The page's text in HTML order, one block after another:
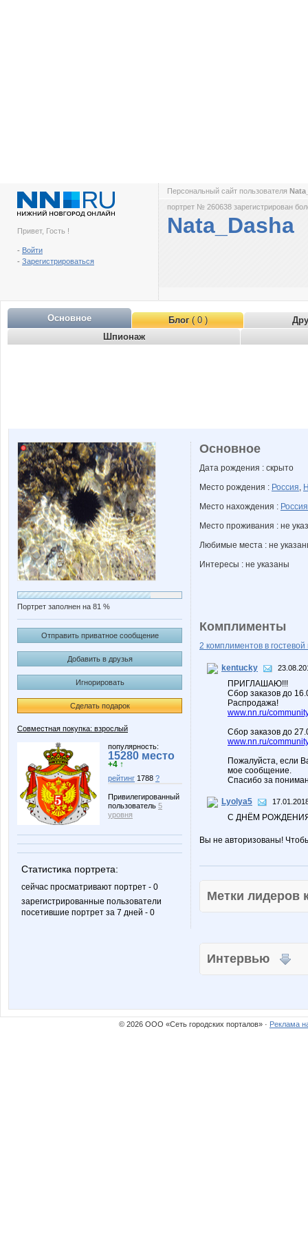
Привет, Гость !
- Войти
- Зарегистрироваться
Персональный сайт пользователя
портрет № 260638 зарегистрирован
Nata_Dasha
Основное Блог( 0 )
Шпионаж
Портрет заполнен на 81 %
Отправить приватное сообщение
Добавить в друзья
Игнорировать
Сделать подарок
Совместная покупка: взрослый
популярность:
15280 место
+4 ↑
рейтинг 1788 ?
Привилегированный
пользователь 5
уровня
Статистика портрета:
сейчас просматривают портрет - 0
зарегистрированные пользователи
посетившие портрет за 7 дней - 0
Основное
Дата рождения : скрыто
Место рождения : Россия,
Место нахождения : Россия
Место проживания : не
Любимые места : не
Интересы : не указаны
Комплименты
2 комплиментов в гостевой
kentucky
ПРИГЛАШАЮ!!!
Сбор заказов до
Распродажа!
www.nn.ru/
Сбор заказов до
www.nn.ru/
Пожалуйста, если
мое сообщение.
Спасибо за
Lyolya5
С ДНЁМ
Вы не авторизованы!
Метки
Интервью
© 2026 ООО «Сеть городских порталов» · Реклама